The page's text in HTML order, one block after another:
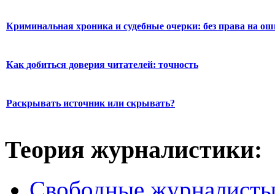
Криминальная хроника и судебные очерки: без права на
Как добиться доверия читателей: точность
Раскрывать источник или скрывать?
Теория журналистики: